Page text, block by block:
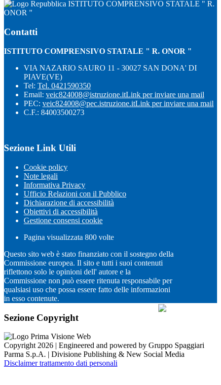
ISTITUTO COMPRENSIVO STATALE " R.
ONOR "
Contatti
ISTITUTO COMPRENSIVO STATALE " R. ONOR "
VIA NAZARIO SAURO 11 - 30027 SAN DONA' DI
PIAVE(VE)
Tel: Tel. 0421590350
Email: veic824008@istruzione.itLink per inviare una mail
PEC: veic824008@pec.istruzione.itLink per inviare una mail
C.F.: 84003500273
Sezione Link Utili
Cookie policy
Note legali
Informativa Privacy
Ufficio Relazioni con il Pubblico
Dichiarazione di accessibilità
Obiettivi di accessibilità
Gestione consensi cookie
Pagina visualizzata 800 volte
Questo sito web è stato finanziato con il sostegno della
Commissione europea. Il sito e tutti i suoi contenuti
riflettono solo le opinioni dell' autore e la
Commissione non può essere ritenuta responsabile per
qualsiasi uso che possa essere fatto delle informazioni
in esso contenute.
Sezione Copyright
Copyright 2026 | Engineered and powered by Gruppo Spaggiari
Parma S.p.A. | Divisione Publishing & New Social Media
Disclaimer trattamento dati personali